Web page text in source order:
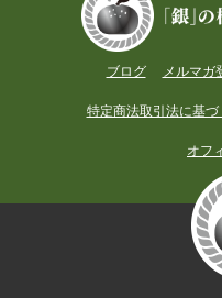
ブログ メルマガ
特定商法取引法に基づ
オフ